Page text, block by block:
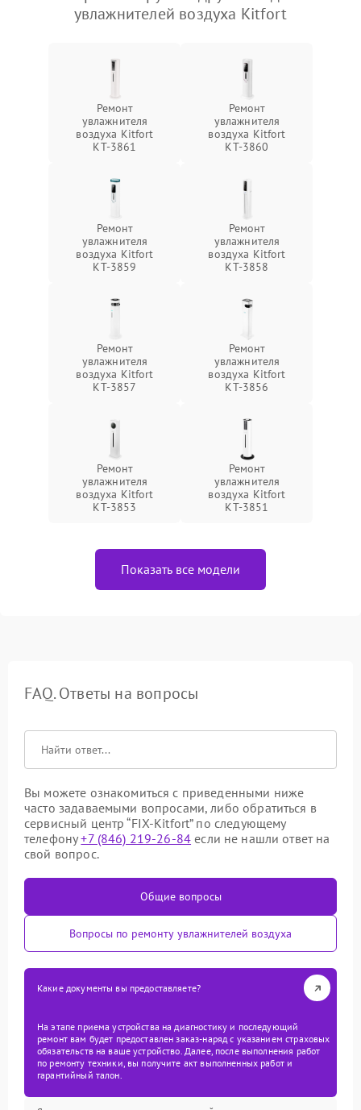
увлажнителей воздуха Kitfort
Ремонт
увлажнителя
воздуха Kitfort
КТ-3861
Ремонт
увлажнителя
воздуха Kitfort
КТ-3860
Ремонт
увлажнителя
воздуха Kitfort
КТ-3859
Ремонт
увлажнителя
воздуха Kitfort
КТ-3858
Ремонт
увлажнителя
воздуха Kitfort
КТ-3857
Ремонт
увлажнителя
воздуха Kitfort
КТ-3856
Ремонт
увлажнителя
воздуха Kitfort
КТ-3853
Ремонт
увлажнителя
воздуха Kitfort
КТ-3851
Показать все модели
FAQ. Ответы на вопросы
Вы можете ознакомиться с приведенными ниже
часто задаваемыми вопросами, либо обратиться в
сервисный центр “FIX-Kitfort” по следующему
телефону+7 (846) 219-26-84 если не нашли ответ на
свой вопрос.
Общие вопросы
Вопросы по ремонту увлажнителей воздуха
Какие документы вы предоставляете?
На этапе приема устройства на диагностику и последующий
ремонт вам будет предоставлен заказ-наряд с указанием страховых
обязательств на ваше устройство. Далее, после выполнения работ
по ремонту техники, вы получите акт выполненных работ и
гарантийный талон.